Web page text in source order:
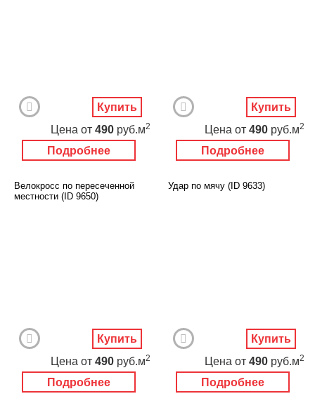
Подробнее
Цена от 490 руб.м2
Купить
Подробнее
Цена от 490 руб.м2
Купить
Велокросс по пересеченной
местности (ID 9650)
Подробнее
Цена от 490 руб.м2
Купить
Удар по мячу (ID 9633)
Подробнее
Цена от 490 руб.м2
Купить